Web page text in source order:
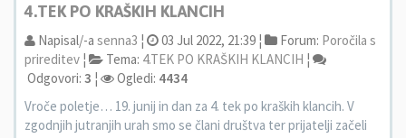
4.TEK PO KRAŠKIH KLANCIH
Napisal/-a senna3 ¦ 03 Jul 2022, 21:39 ¦ Forum: Poročila s
prireditev ¦ Tema: 4.TEK PO KRAŠKIH KLANCIH ¦
Odgovori: 3 ¦ Ogledi: 4434
Vroče poletje… 19. junij in dan za 4. tek po kraških klancih. V
zgodnjih jutranjih urah smo se člani društva ter prijatelji začeli